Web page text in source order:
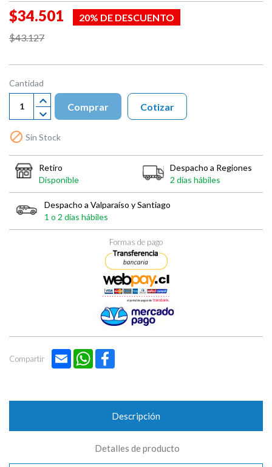
$34.501
20% DE DESCUENTO
$43.127
Cantidad
Comprar
 Sin Stock
Cotizar
Retiro
Disponible
Despacho a Regiones
2 días hábiles
Despacho a Valparaíso y Santiago
1 o 2 días hábiles
Formas de pago
Compartir Email WhatsApp
Descripción
Detalles de producto